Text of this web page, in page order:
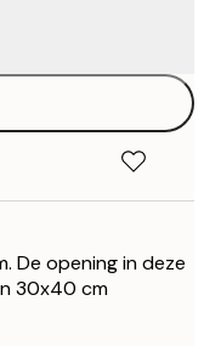
€
De opening in deze
30x40 cm